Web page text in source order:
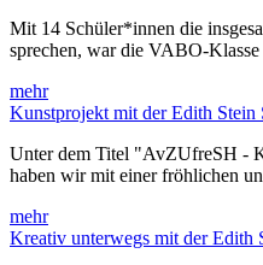
Mit 14 Schüler*innen die
sprechen, war die VABO-
mehr
Kunstprojekt mit der Edith Stein
Unter dem Titel "AvZUfreSH -
haben wir mit einer fröhlichen
mehr
Kreativ unterwegs mit der Edith